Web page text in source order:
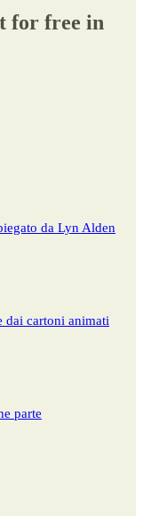
for free in
da Lyn Alden
dai cartoni animati
parte